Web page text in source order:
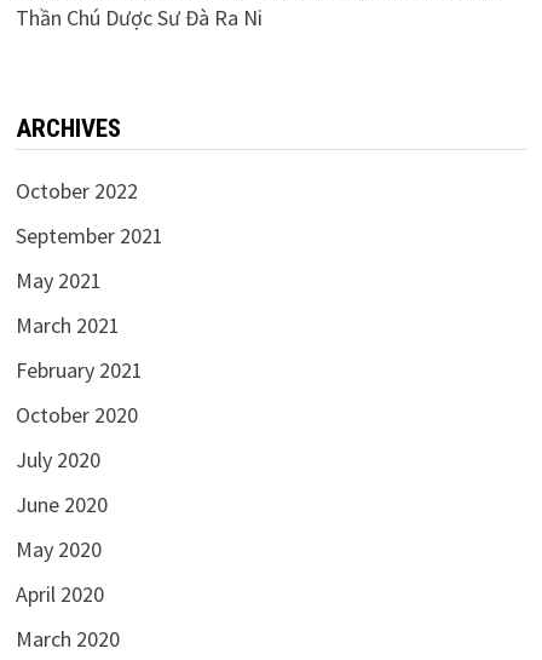
Thần Chú Dược Sư Đà Ra Ni
ARCHIVES
October 2022
September 2021
May 2021
March 2021
February 2021
October 2020
July 2020
June 2020
May 2020
April 2020
March 2020